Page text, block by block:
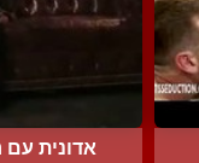
אדונית עם